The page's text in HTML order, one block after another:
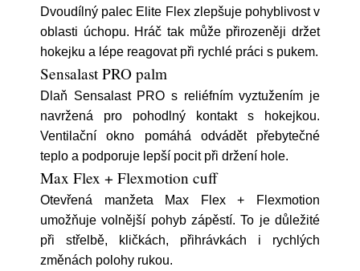
Dvoudílný palec Elite Flex zlepšuje pohyblivost v
oblasti úchopu. Hráč tak může přirozeněji držet
hokejku a lépe reagovat při rychlé práci s pukem.
Sensalast PRO palm
Dlaň Sensalast PRO s reliéfním vyztužením je
navržená pro pohodlný kontakt s hokejkou.
Ventilační okno pomáhá odvádět přebytečné
teplo a podporuje lepší pocit při držení hole.
Max Flex + Flexmotion cuff
Otevřená manžeta Max Flex + Flexmotion
umožňuje volnější pohyb zápěstí. To je důležité
při střelbě, kličkách, přihrávkách i rychlých
změnách polohy rukou.